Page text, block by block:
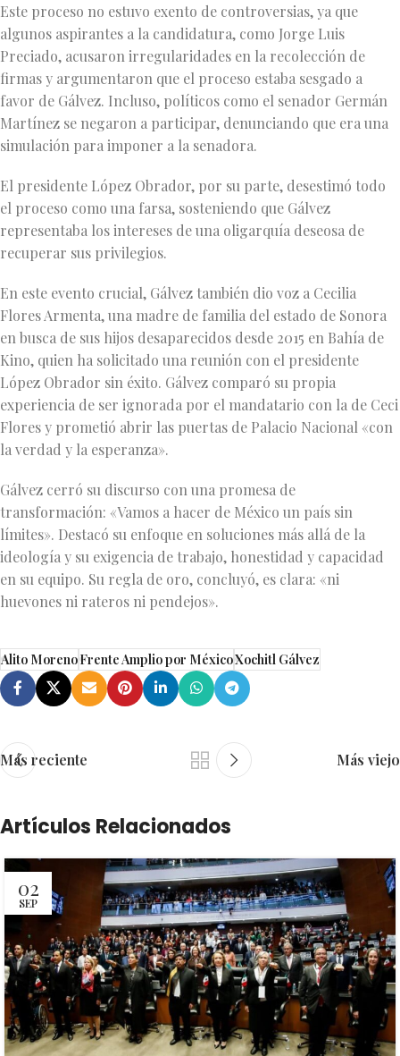
Este proceso no estuvo exento de controversias, ya que
algunos aspirantes a la candidatura, como Jorge Luis
Preciado, acusaron irregularidades en la recolección de
firmas y argumentaron que el proceso estaba sesgado a
favor de Gálvez. Incluso, políticos como el senador Germán
Martínez se negaron a participar, denunciando que era una
simulación para imponer a la senadora.
El presidente López Obrador, por su parte, desestimó todo
el proceso como una farsa, sosteniendo que Gálvez
representaba los intereses de una oligarquía deseosa de
recuperar sus privilegios.
En este evento crucial, Gálvez también dio voz a Cecilia
Flores Armenta, una madre de familia del estado de Sonora
en busca de sus hijos desaparecidos desde 2015 en Bahía de
Kino, quien ha solicitado una reunión con el presidente
López Obrador sin éxito. Gálvez comparó su propia
experiencia de ser ignorada por el mandatario con la de Ceci
Flores y prometió abrir las puertas de Palacio Nacional «con
la verdad y la esperanza».
Gálvez cerró su discurso con una promesa de
transformación: «Vamos a hacer de México un país sin
límites». Destacó su enfoque en soluciones más allá de la
ideología y su exigencia de trabajo, honestidad y capacidad
en su equipo. Su regla de oro, concluyó, es clara: «ni
huevones ni rateros ni pendejos».
Alito MorenoFrente Amplio por MéxicoXochitl Gálvez
Más reciente Más viejo
Artículos Relacionados
02
SEP